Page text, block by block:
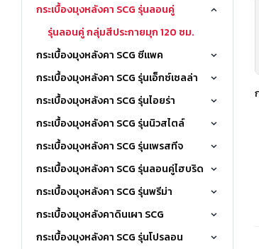
กระเบื้องมุงหลังคา SCG รุ่นลอนคู่
รุ่นลอนคู่ กลุ่มสีประกายมุก 120 ซม.
กระเบื้องมุงหลังคา SCG ซีแพค
กระเบื้องมุงหลังคา SCG รุ่นเอ็กซ์เซลล่า
กระเบื้องมุงหลังคา SCG รุ่นไอยร่า
กระเบื้องมุงหลังคา SCG รุ่นนิวสไตล์
กระเบื้องมุงหลังคา SCG รุ่นเพรสทีจ
กระเบื้องมุงหลังคา SCG รุ่นลอนคู่ไฮบริด
กระเบื้องมุงหลังคา SCG รุ่นพรีม่า
กระเบื้องมุงหลังคาดินเผา SCG
กระเบื้องมุงหลังคา SCG รุ่นโปรลอน